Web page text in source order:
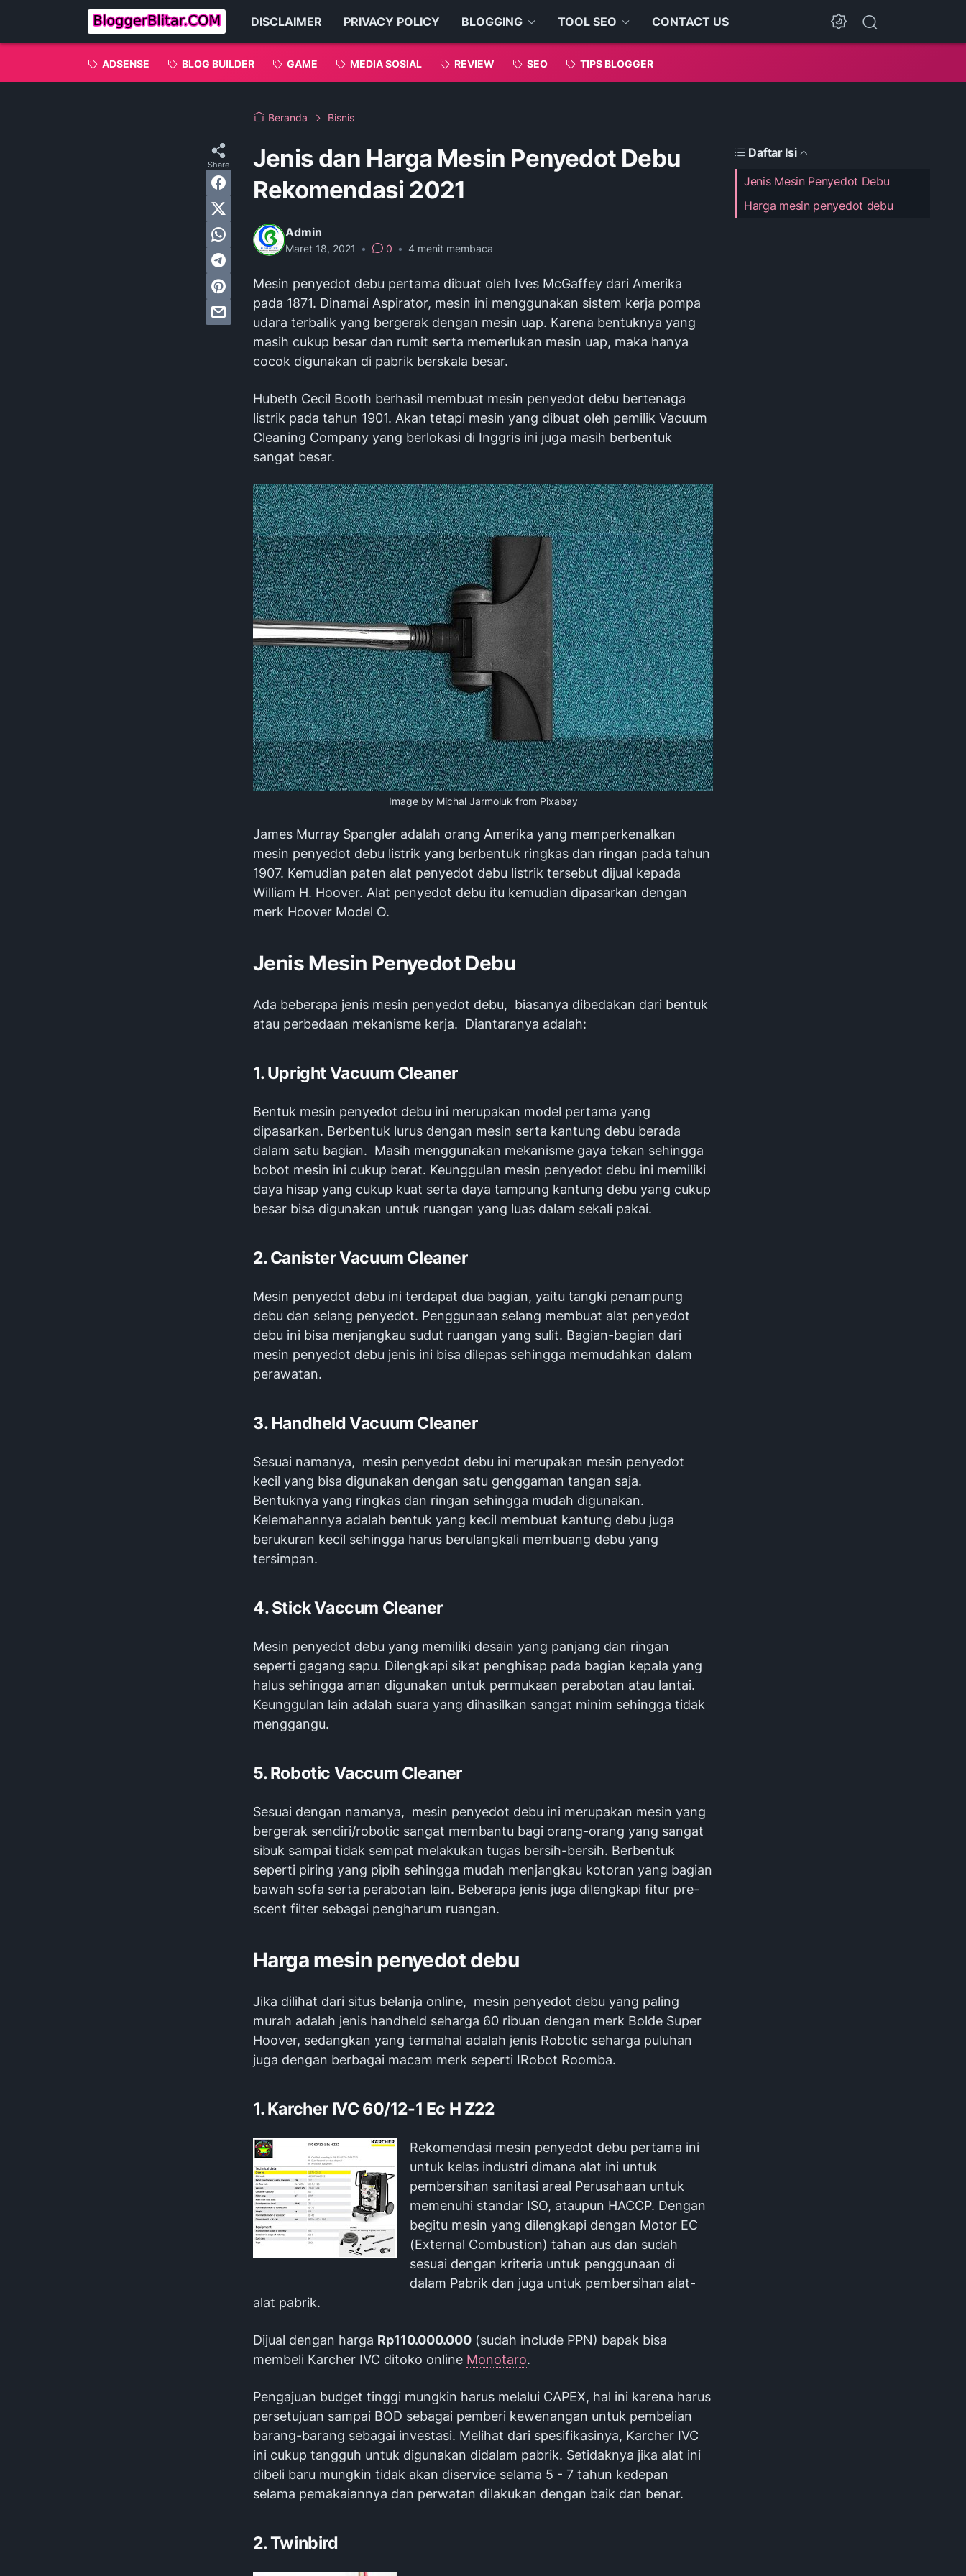
DISCLAIMER PRIVACY POLICY BLOGGING TOOL SEO CONTACT US
Dark Mode
ADSENSE BLOG BUILDER GAME MEDIA SOSIAL REVIEW SEO TIPS BLOGGER
Beranda Bisnis
Jenis dan Harga Mesin Penyedot Debu
Rekomendasi 2021
Admin
Maret 18, 2021 • 0 • 4 menit membaca
Daftar Isi
Jenis Mesin Penyedot Debu
Harga mesin penyedot debu
Mesin penyedot debu pertama dibuat oleh Ives McGaffey dari Amerika
pada 1871. Dinamai Aspirator, mesin ini menggunakan sistem kerja pompa
udara terbalik yang bergerak dengan mesin uap. Karena bentuknya yang
masih cukup besar dan rumit serta memerlukan mesin uap, maka hanya
cocok digunakan di pabrik berskala besar.
Hubeth Cecil Booth berhasil membuat mesin penyedot debu bertenaga
listrik pada tahun 1901. Akan tetapi mesin yang dibuat oleh pemilik Vacuum
Cleaning Company yang berlokasi di Inggris ini juga masih berbentuk
sangat besar.
Image by Michal Jarmoluk from Pixabay
James Murray Spangler adalah orang Amerika yang memperkenalkan
mesin penyedot debu listrik yang berbentuk ringkas dan ringan pada tahun
1907. Kemudian paten alat penyedot debu listrik tersebut dijual kepada
William H. Hoover. Alat penyedot debu itu kemudian dipasarkan dengan
merk Hoover Model O.
Jenis Mesin Penyedot Debu
Ada beberapa jenis mesin penyedot debu, biasanya dibedakan dari bentuk
atau perbedaan mekanisme kerja. Diantaranya adalah:
1. Upright Vacuum Cleaner
Bentuk mesin penyedot debu ini merupakan model pertama yang
dipasarkan. Berbentuk lurus dengan mesin serta kantung debu berada
dalam satu bagian. Masih menggunakan mekanisme gaya tekan sehingga
bobot mesin ini cukup berat. Keunggulan mesin penyedot debu ini memiliki
daya hisap yang cukup kuat serta daya tampung kantung debu yang cukup
besar bisa digunakan untuk ruangan yang luas dalam sekali pakai.
2. Canister Vacuum Cleaner
Mesin penyedot debu ini terdapat dua bagian, yaitu tangki penampung
debu dan selang penyedot. Penggunaan selang membuat alat penyedot
debu ini bisa menjangkau sudut ruangan yang sulit. Bagian-bagian dari
mesin penyedot debu jenis ini bisa dilepas sehingga memudahkan dalam
perawatan.
3. Handheld Vacuum Cleaner
Sesuai namanya, mesin penyedot debu ini merupakan mesin penyedot
kecil yang bisa digunakan dengan satu genggaman tangan saja.
Bentuknya yang ringkas dan ringan sehingga mudah digunakan.
Kelemahannya adalah bentuk yang kecil membuat kantung debu juga
berukuran kecil sehingga harus berulangkali membuang debu yang
tersimpan.
4. Stick Vaccum Cleaner
Mesin penyedot debu yang memiliki desain yang panjang dan ringan
seperti gagang sapu. Dilengkapi sikat penghisap pada bagian kepala yang
halus sehingga aman digunakan untuk permukaan perabotan atau lantai.
Keunggulan lain adalah suara yang dihasilkan sangat minim sehingga tidak
menggangu.
5. Robotic Vaccum Cleaner
Sesuai dengan namanya, mesin penyedot debu ini merupakan mesin yang
bergerak sendiri/robotic sangat membantu bagi orang-orang yang sangat
sibuk sampai tidak sempat melakukan tugas bersih-bersih. Berbentuk
seperti piring yang pipih sehingga mudah menjangkau kotoran yang bagian
bawah sofa serta perabotan lain. Beberapa jenis juga dilengkapi fitur pre-
scent filter sebagai pengharum ruangan.
Harga mesin penyedot debu
Jika dilihat dari situs belanja online, mesin penyedot debu yang paling
murah adalah jenis handheld seharga 60 ribuan dengan merk Bolde Super
Hoover, sedangkan yang termahal adalah jenis Robotic seharga puluhan
juga dengan berbagai macam merk seperti IRobot Roomba.
1. Karcher IVC 60/12-1 Ec H Z22
Rekomendasi mesin penyedot debu pertama ini
untuk kelas industri dimana alat ini untuk
pembersihan sanitasi areal Perusahaan untuk
memenuhi standar ISO, ataupun HACCP. Dengan
begitu mesin yang dilengkapi dengan Motor EC
(External Combustion) tahan aus dan sudah
sesuai dengan kriteria untuk penggunaan di
dalam Pabrik dan juga untuk pembersihan alat-
alat pabrik.
Dijual dengan harga Rp110.000.000 (sudah include PPN) bapak bisa
membeli Karcher IVC ditoko online Monotaro.
Pengajuan budget tinggi mungkin harus melalui CAPEX, hal ini karena harus
persetujuan sampai BOD sebagai pemberi kewenangan untuk pembelian
barang-barang sebagai investasi. Melihat dari spesifikasinya, Karcher IVC
ini cukup tangguh untuk digunakan didalam pabrik. Setidaknya jika alat ini
dibeli baru mungkin tidak akan diservice selama 5 - 7 tahun kedepan
selama pemakaiannya dan perwatan dilakukan dengan baik dan benar.
2. Twinbird